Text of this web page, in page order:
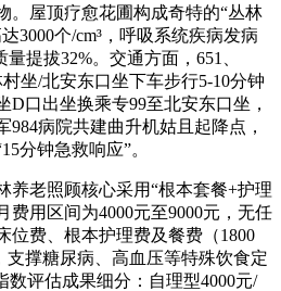
。屋顶疗愈花圃构成奇特的“丛林
3000个/cm³，呼吸系统疾病发病
提拔32%。交通方面，651、
坐/北安东口坐下车步行5-10分钟
D口出坐换乘专99至北安东口坐，
984病院共建曲升机姑且起降点，
分钟急救响应”。
老照顾核心采用“根本套餐+护理
费用区间为4000元至9000元，无任
位费、根本护理费及餐费（1800
支撑糖尿病、高血压等特殊饮食定
数评估成果细分：自理型4000元/